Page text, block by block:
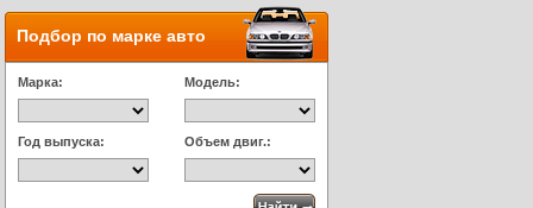
Подбор по марке авто
Марка: Модель:
Год выпуска: Объем двиг.: